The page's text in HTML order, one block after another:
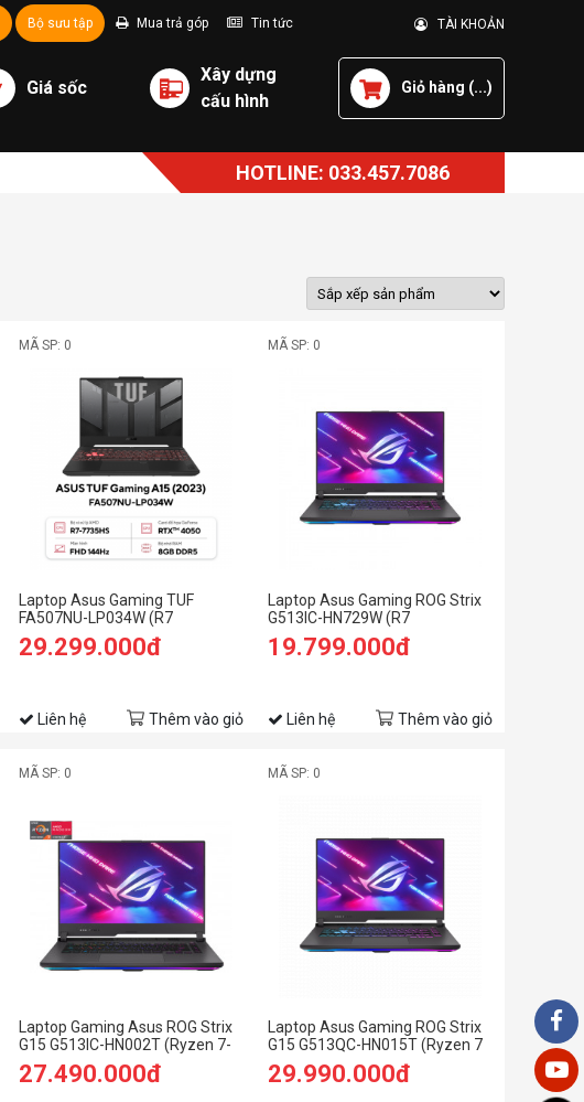
Bộ sưu tập Mua trả góp Tin tức TÀI KHOẢN
Giá sốc
Xây dựng
cấu hình
Giỏ hàng (...)
HOTLINE: 033.457.7086
MÃ SP: 0
Laptop Asus Gaming TUF
FA507NU-LP034W (R7
7735HS/8GB RAM/512GB
SSD/15.6 FHD 144hz/RTX 4050
29.299.000đ
Liên hệ Thêm vào giỏ
MÃ SP: 0
Laptop Asus Gaming ROG Strix
G513IC-HN729W (R7
4800H/8GB RAM/512GB
SSD/15.6 FHD 144hz/RTX 3050
19.799.000đ
Liên hệ Thêm vào giỏ
MÃ SP: 0
Laptop Gaming Asus ROG Strix
G15 G513IC-HN002T (Ryzen 7-
4800H | 8GB | 512GB | RTX 3050
4GB | 15.6 inch FHD | Win 10 |
27.490.000đ
MÃ SP: 0
Laptop Asus Gaming ROG Strix
G15 G513QC-HN015T (Ryzen 7
5800H/8GB RAM/512GB
SSD/15.6 FHD 144hz/RTX 3050
29.990.000đ